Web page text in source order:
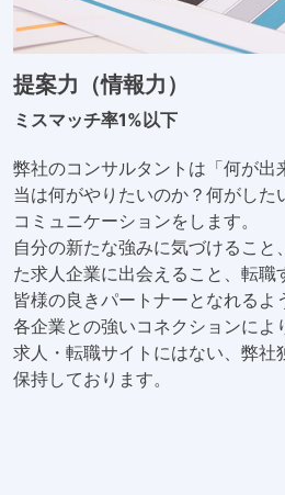
提案力（情報力）
ミスマッチ率1%以下
弊社のコンサルタントは「何が出
当は何がやりたいのか？何がした
コミュニケーションをします。
自分の新たな強みに気づけること
た求人企業に出会えること、転職
皆様の良きパートナーとなれるよ
各企業との強いコネクションによ
求人・転職サイトにはない、弊社
保持しております。